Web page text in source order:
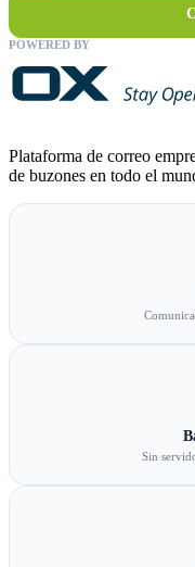
POWERED BY
Plataforma de correo
de buzones en todo el
Sin